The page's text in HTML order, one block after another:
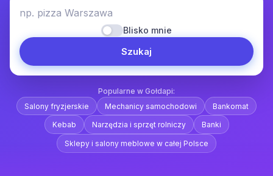
np. pizza Warszawa
Blisko mnie
Szukaj
Popularne w Gołdapi:
Salony fryzjerskie
Mechanicy samochodowi Bankomat
Kebab Narzędzia i sprzęt rolniczy Banki
Sklepy i salony meblowe w całej Polsce